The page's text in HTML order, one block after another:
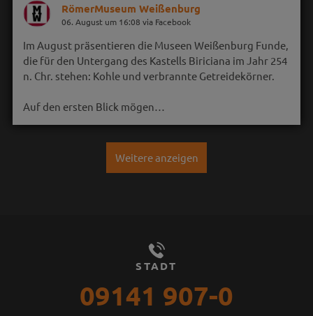
RömerMuseum Weißenburg
06. August um 16:08 via Facebook
Im August präsentieren die Museen Weißenburg Funde,
die für den Untergang des Kastells Biriciana im Jahr 254
n. Chr. stehen: Kohle und verbrannte Getreidekörner.
Auf den ersten Blick mögen…
Weitere anzeigen
STADT
09141 907-0